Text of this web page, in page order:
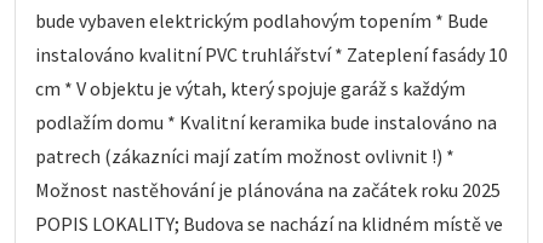
bude vybaven elektrickým podlahovým topením * Bude
instalováno kvalitní PVC truhlářství * Zateplení fasády 10
cm * V objektu je výtah, který spojuje garáž s každým
podlažím domu * Kvalitní keramika bude instalováno na
patrech (zákazníci mají zatím možnost ovlivnit !) *
Možnost nastěhování je plánována na začátek roku 2025
POPIS LOKALITY; Budova se nachází na klidném místě ve